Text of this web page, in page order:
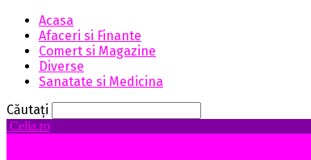
Acasa
Afaceri si Finante
Comert si Magazine
Diverse
Sanatate si Medicina
Căutați
Celia.ro